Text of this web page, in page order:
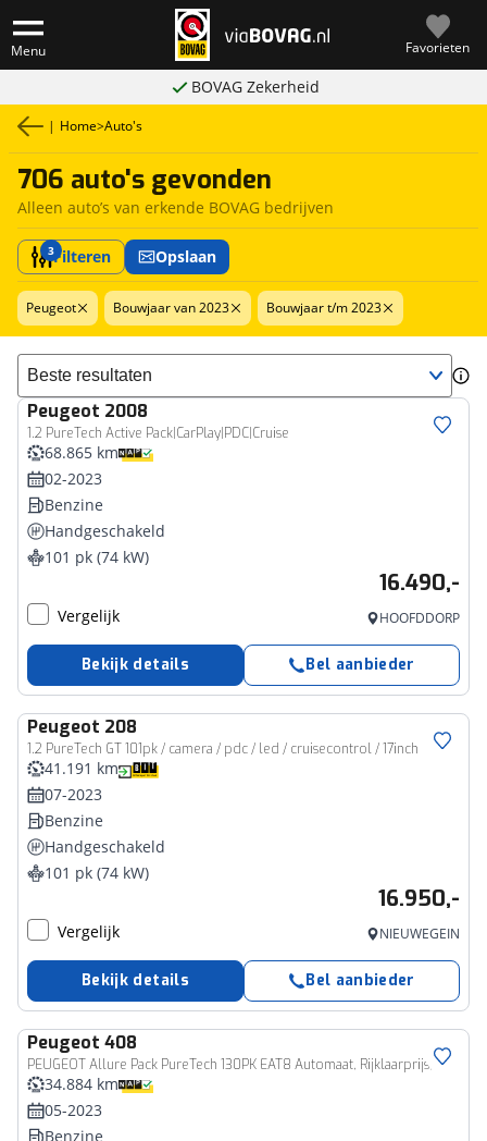
Menu Favorieten
BOVAG Zekerheid
| Home>Auto's
706 auto's gevonden
Alleen auto’s van erkende BOVAG bedrijven
3Filteren Opslaan
Peugeot Bouwjaar van 2023 Bouwjaar t/m 2023
Sorteer resultaten
Peugeot 2008
1.2 PureTech Active Pack|CarPlay|PDC|Cruise
68.865 km
02-2023
Benzine
Handgeschakeld
101 pk (74 kW)
16.490,-
Vergelijk HOOFDDORP
Bekijk details Bel aanbieder
Peugeot 208
1.2 PureTech GT 101pk / camera / pdc / led / cruisecontrol / 17inch
41.191 km
07-2023
Benzine
Handgeschakeld
101 pk (74 kW)
16.950,-
Vergelijk NIEUWEGEIN
Bekijk details Bel aanbieder
Peugeot 408
PEUGEOT Allure Pack PureTech 130PK EAT8 Automaat, Rijklaarprijs, 360° Camera AGR bestuurdersstoel Verwarmbare voorstoelen
34.884 km
05-2023
Benzine